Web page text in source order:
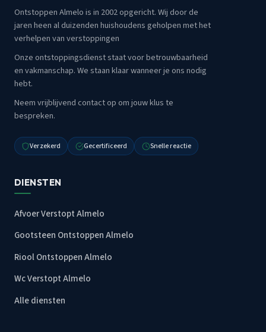
Ontstoppen Almelo is in 2002 opgericht. Wij door de
jaren heen al duizenden huishoudens geholpen met het
verhelpen van verstoppingen
Onze ontstoppingsdienst staat voor betrouwbaarheid
en vakmanschap. We staan klaar wanneer je ons nodig
hebt.
Neem vrijblijvend contact op om jouw klus te
bespreken.
Verzekerd Gecertificeerd Snelle reactie
DIENSTEN
Afvoer Verstopt Almelo
Gootsteen Ontstoppen Almelo
Riool Ontstoppen Almelo
Wc Verstopt Almelo
Alle diensten